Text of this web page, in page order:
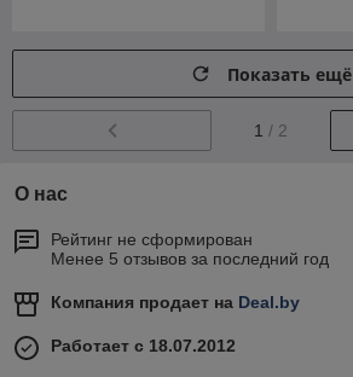
Показать ещё
1 / 2
О нас
Рейтинг не сформирован
Менее 5 отзывов за последний год
Компания продает на Deal.by
Работает с 18.07.2012